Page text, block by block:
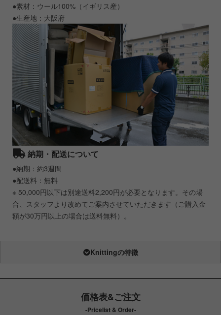
●素材：ウール100%（イギリス産）
●生産地：大阪府
納期・配送について
●納期：約3週間
●配送料：無料
※ 50,000円以下は別途送料2,200円が必要となります。その場
合、スタッフより改めてご案内させていただきます（ご購入金
額が30万円以上の場合は送料無料）。
Knittingの特徴
価格表&ご注文
-Pricelist & Order-